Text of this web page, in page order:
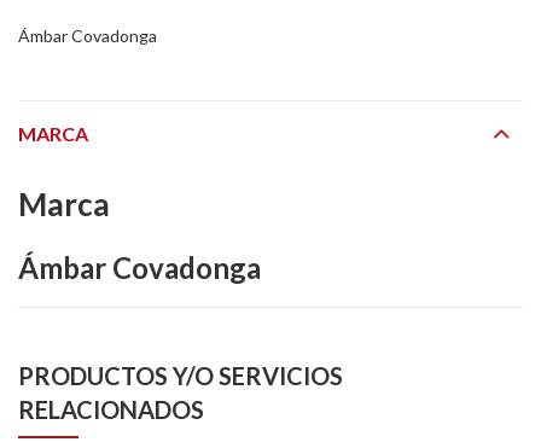
Ámbar Covadonga
MARCA
Marca
Ámbar Covadonga
PRODUCTOS Y/O SERVICIOS
RELACIONADOS